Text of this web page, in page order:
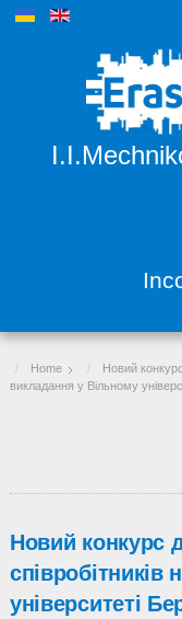
Home
Новий
викладання у Вільному
Новий конкурс
університеті